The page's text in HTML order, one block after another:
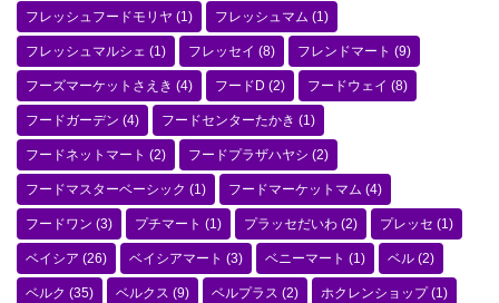
フレッシュフードモリヤ (1) フレッシュマム (1)
フレッシュマルシェ (1) フレッセイ (8) フレンドマート (9)
フーズマーケットさえき (4) フードD (2) フードウェイ (8)
フードガーデン (4) フードセンターたかき (1)
フードネットマート (2) フードプラザハヤシ (2)
フードマスターベーシック (1) フードマーケットマム (4)
フードワン (3) プチマート (1) プラッセだいわ (2) プレッセ (1)
ベイシア (26) ベイシアマート (3) ベニーマート (1) ベル (2)
ベルク (35) ベルクス (9) ベルプラス (2) ホクレンショップ(1)